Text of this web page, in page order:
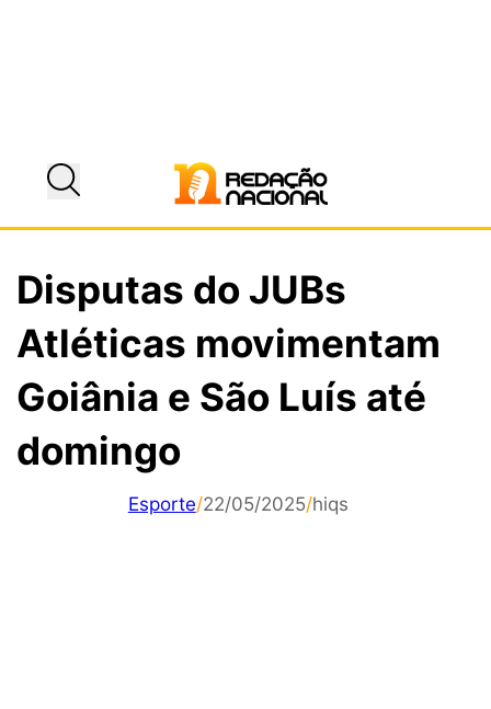
Disputas do JUBs
Atléticas movimentam
Goiânia e São Luís até
domingo
Esporte/22/05/2025/hiqs